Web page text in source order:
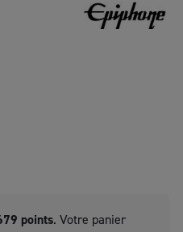
points. Votre panier